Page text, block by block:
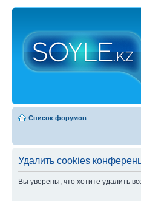
Список форумов
Удалить cookies
Вы уверены, что хотите удалить